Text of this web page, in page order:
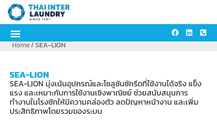
Home/ SEA-LION
SEA-LION
SEA-LION มุ่งเน้นอุปกรณ์และโซลูชันซักรีดที่ใช้งานได้จริง แข็ง
แรง และเหมาะกับการใช้งานเชิงพาณิชย์ ช่วยสนับสนุนการ
ทำงานในโรงซักให้มีความคล่องตัว ลดปัญหาหน้างาน และเพิ่ม
ประสิทธิภาพโดยรวมของระบบ